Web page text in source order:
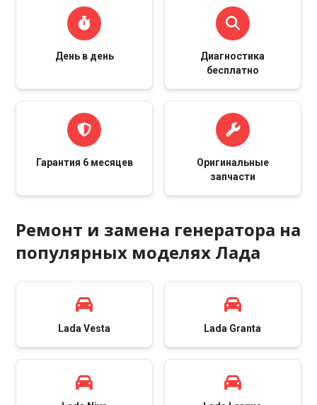
День в день
Диагностика
бесплатно
Гарантия 6 месяцев
Оригинальные
запчасти
Ремонт и замена генератора на
популярных моделях Лада
Lada Vesta Lada Granta